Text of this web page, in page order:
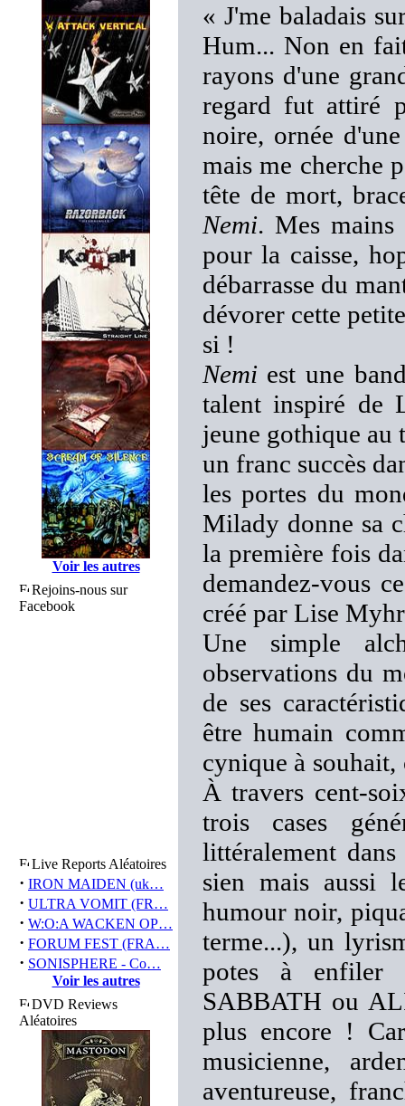
Voir les autres
Rejoins-nous sur
Facebook
Live Reports Aléatoires
· IRON MAIDEN (uk…
· ULTRA VOMIT (FR…
· W:O:A WACKEN OP…
· FORUM FEST (FRA…
· SONISPHERE - Co…
Voir les autres
DVD Reviews
Aléatoires
« J'me baladais
Hum... Non en
rayons d'une
regard fut attiré
noire, ornée
mais me cherche
tête de mort,
Nemi. Mes mains
pour la caisse,
débarrasse du
dévorer cette
si !
Nemiest une
talent inspiré de
jeune gothique au
un franc succès
les portes du
Milady donne sa
la première fois
demandez-vous
créé par Lise
Une simple
observations du
de ses
être humain
cynique à
À travers cent-
trois cases
littéralement
sien mais aussi
humour noir,
terme...), un
potes à enfiler
SABBATH ou
plus encore !
musicienne,
aventureuse,